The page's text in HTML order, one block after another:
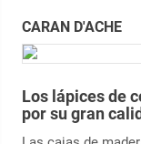
CARAN D'ACHE
Los lápices de
por su gran